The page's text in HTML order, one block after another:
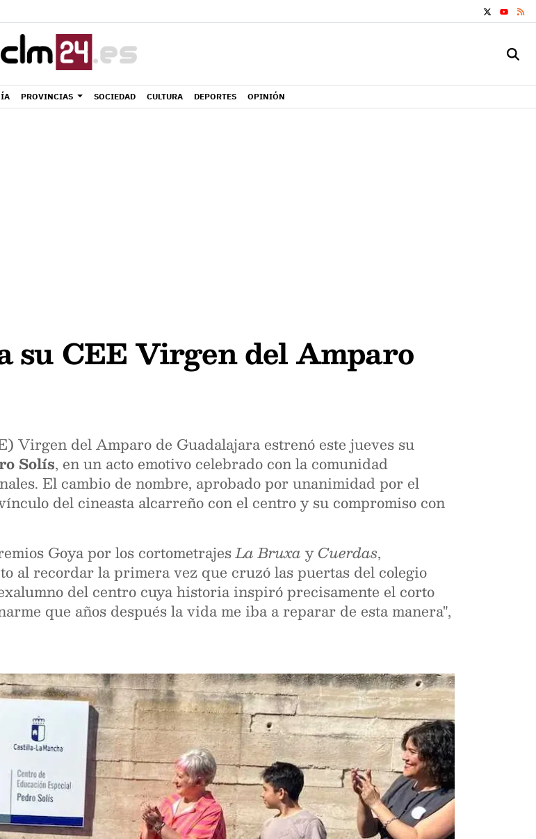
YOUTUBE
PROVINCIAS SOCIEDAD CULTURA DEPORTES OPINIÓN
su CEE Virgen del Amparo
Virgen del Amparo de Guadalajara estrenó este jueves su
Solís, en un acto emotivo celebrado con la comunidad
El cambio de nombre, aprobado por unanimidad por el
del cineasta alcarreño con el centro y su compromiso con
Goya por los cortometrajesLa Bruxa yCuerdas,
al recordar la primera vez que cruzó las puertas del colegio
del centro cuya historia inspiró precisamente el corto
que años después la vida me iba a reparar de esta manera",